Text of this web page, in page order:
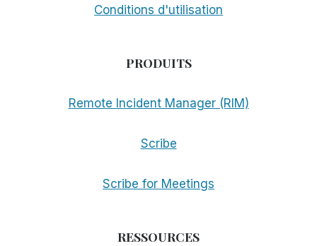
Conditions d'utilisation
PRODUITS
Remote Incident Manager (RIM)
Scribe
Scribe for Meetings
RESSOURCES